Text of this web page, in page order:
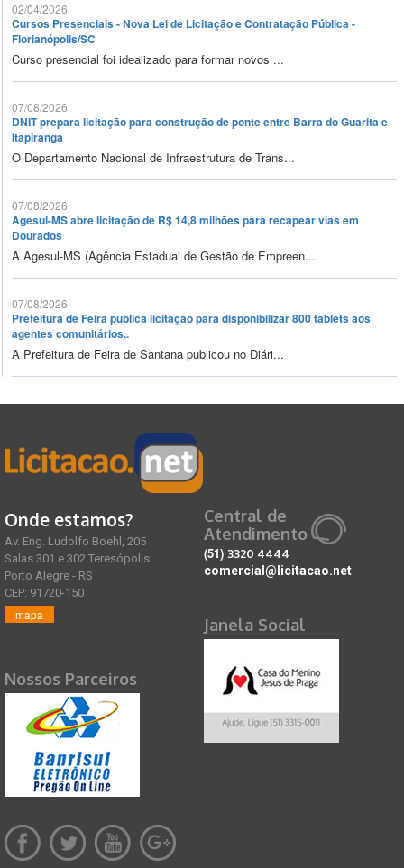
02/04/2026
Cursos Presenciais - Nova Lei de Licitação e Contratação Pública -
Florianópolis/SC
Curso presencial foi idealizado para formar novos ...
07/08/2026
DNIT prepara licitação para construção de ponte entre Barra do Guarita e
Itapiranga
O Departamento Nacional de Infraestrutura de Trans...
07/08/2026
Agesul-MS abre licitação de R$ 14,8 milhões para recapear vias em
Dourados
A Agesul-MS (Agência Estadual de Gestão de Empreen...
07/08/2026
Prefeitura de Feira publica licitação para disponibilizar 800 tablets aos
agentes comunitários..
A Prefeitura de Feira de Santana publicou no Diári...
Onde estamos?
Av. Eng. Ludolfo Boehl, 205
Salas 301 e 302 Teresópolis
Porto Alegre - RS
CEP: 91720-150
mapa
Nossos Parceiros
Central de
Atendimento
(51) 3320 4444
comercial@licitacao.net
Janela Social